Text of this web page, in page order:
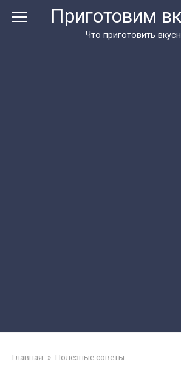
Приготовим
Что приготовить
Главная » Полезные советы